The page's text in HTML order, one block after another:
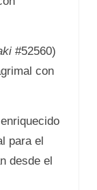
#52560)
con
para el
desde el